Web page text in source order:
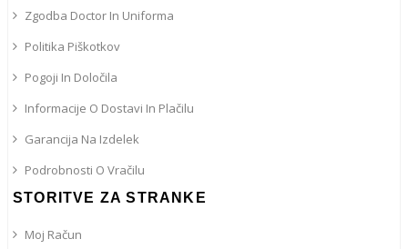
Zgodba Doctor In Uniforma
Politika Piškotkov
Pogoji In Določila
Informacije O Dostavi In ​​plačilu
Garancija Na Izdelek
Podrobnosti O Vračilu
STORITVE ZA STRANKE
Moj Račun